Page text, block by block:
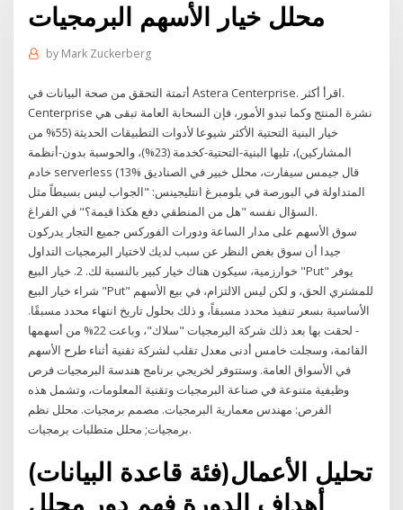
محلل خيار الأسهم البرمجيات
by Mark Zuckerberg
أتمتة التحقق من صحة البيانات في Astera Centerprise. اقرأ أكثر.
Centerprise نشرة المنتج وكما تبدو الأمور، فإن السحابة العامة تبقى هي
خيار البنية التحتية الأكثر شيوعا لأدوات التطبيقات الحديثة (55% من
المشاركين)، تليها البنية-التحتية-كخدمة (23%)، والحوسبة بدون-أنظمة
خادم serverless (13% قال جيمس سيفارت، محلل خبير في الصناديق
المتداولة في البورصة في بلومبرغ انتليجينس: "الجواب ليس بسيطاً مثل
السؤال نفسه "هل من المنطقي دفع هكذا قيمة؟" في الفراغ.
سوق الأسهم على مدار الساعة ودورات الفوركس جميع التجار يدركون
جيدا أن سوق بغض النظر عن سبب لديك لاختيار البرمجيات التداول
خوارزمية، سيكون هناك خيار كبير بالنسبة لك. 2. خيار البيع "Put" يوفر
شراء خيار البيع "Put" للمشتري الحق، و لكن ليس الالتزام، في بيع الأسهم
الأساسية بسعر تنفيذ محدد مسبقاً، و ذلك بحلول تاريخ انتهاء محدد مسبقًا.
- لحقت بها بعد ذلك شركة البرمجيات "سلاك"، وباعت 22% من أسهمها
القائمة، وسجلت خامس أدنى معدل تقلب لشركة تقنية أثناء طرح الأسهم
في الأسواق العامة. وستتوفر لخريجي برنامج هندسة البرمجيات فرص
وظيفية متنوعة في صناعة البرمجيات وتقنية المعلومات، وتشمل هذه
الفرص: مهندس معمارية البرمجيات. مصمم برمجيات. محلل نظم
برمجيات; محلل متطلبات برمجيات.
تحليل الأعمال(فئة قاعدة البيانات)